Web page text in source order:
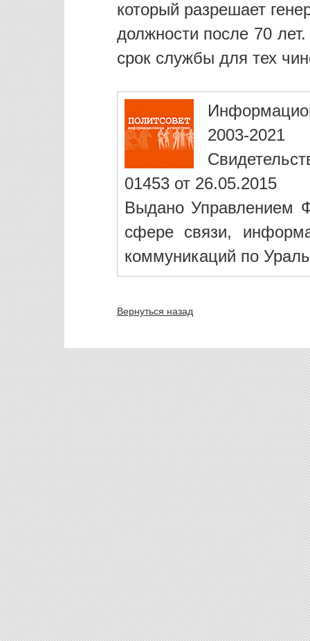
который разрешает
должности после 70
срок службы для тех
2003-2021
01453 от 26.05.2015
Выдано Управлением
сфере связи,
коммуникаций по
Вернуться назад